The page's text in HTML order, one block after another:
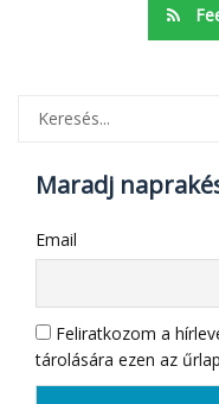
Maradj
Email
Feliratkozom a
tárolására ezen az